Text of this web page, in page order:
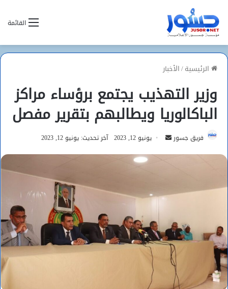
القائمة
الرئيسية/الأخبار
وزير التهذيب يجتمع برؤساء مراكز
الباكالوريا ويطالبهم بتقرير مفصل
فريق جسور
أرسل
إلكترونيا
يونيو 12, 2023 آخر تحديث: يونيو 12, 2023